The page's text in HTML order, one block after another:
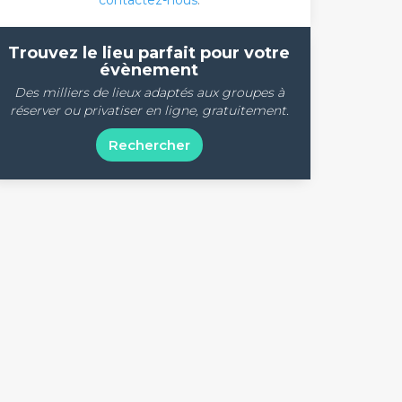
Trouvez le lieu parfait pour votre
évènement
Des milliers de lieux adaptés aux groupes à
réserver ou privatiser en ligne, gratuitement.
Rechercher